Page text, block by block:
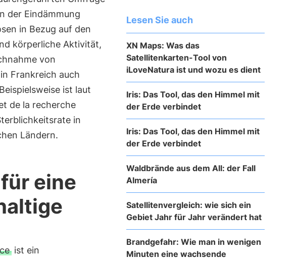
der Eindämmung
in Bezug auf den
körperliche Aktivität,
von
Frankreich auch
ist laut
de la recherche
in
Ländern.
eine
ist ein
Lesen Sie auch
XN Maps: Was das
Satellitenkarten-Tool von
iLoveNatura ist und wozu es dient
Iris: Das Tool, das den Himmel mit
der Erde verbindet
Iris: Das Tool, das den Himmel mit
der Erde verbindet
Waldbrände aus dem All: der Fall
Almería
Satellitenvergleich: wie sich ein
Gebiet Jahr für Jahr verändert hat
Brandgefahr: Wie man in wenigen
Minuten eine wachsende